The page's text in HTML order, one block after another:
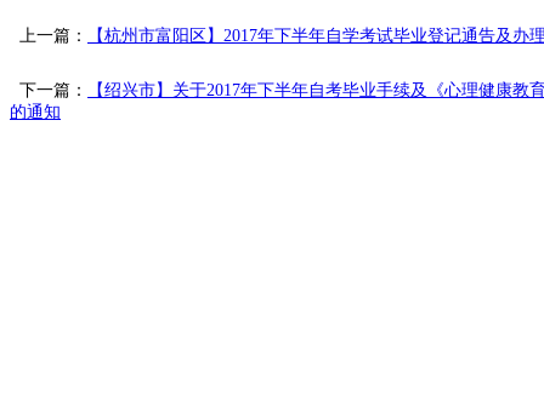
上一篇： 【杭州市富阳区】2017年下半年自学考试毕业登记通告及办
下一篇：
【绍兴市】关于2017年下半年自考毕业手续及《心理健康教
的通知